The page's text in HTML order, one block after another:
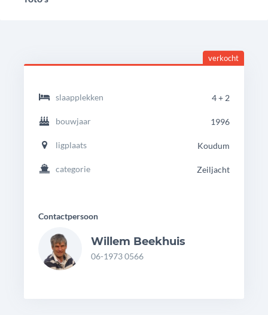
headingdetails
Bavaria
verkocht
slaapplekken 4 + 2
bouwjaar 1996
ligplaats Koudum
categorie Zeiljacht
Contactpersoon
Willem Beekhuis
06-1973 0566